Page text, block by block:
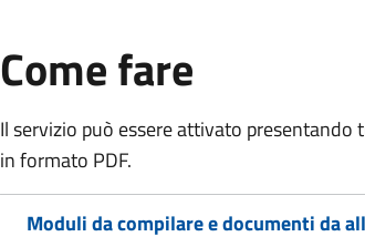
Come fare
Il servizio può essere attivato
in formato PDF.
Moduli da compilare e documenti da